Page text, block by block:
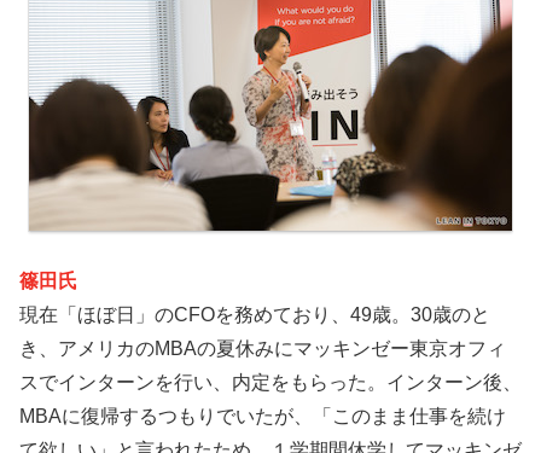
篠田氏
現在「ほぼ日」のCFOを務めており、49歳。30歳のと
き、アメリカのMBAの夏休みにマッキンゼー東京オフィ
スでインターンを行い、内定をもらった。インターン後、
MBAに復帰するつもりでいたが、「このまま仕事を続け